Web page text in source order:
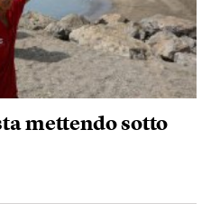
mettendo sotto